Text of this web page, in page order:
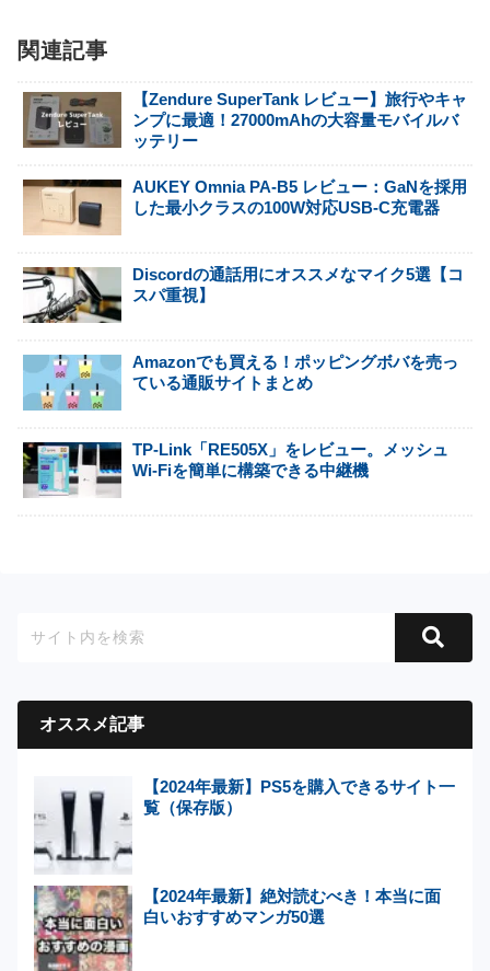
関連記事
【Zendure SuperTank レビュー】旅行やキャ
ンプに最適！27000mAhの大容量モバイルバ
ッテリー
AUKEY Omnia PA-B5 レビュー：GaNを採用
した最小クラスの100W対応USB-C充電器
Discordの通話用にオススメなマイク5選【コ
スパ重視】
Amazonでも買える！ポッピングボバを売っ
ている通販サイトまとめ
TP-Link「RE505X」をレビュー。メッシュ
Wi-Fiを簡単に構築できる中継機
オススメ記事
【2024年最新】PS5を購入できるサイト一
覧（保存版）
【2024年最新】絶対読むべき！本当に面
白いおすすめマンガ50選